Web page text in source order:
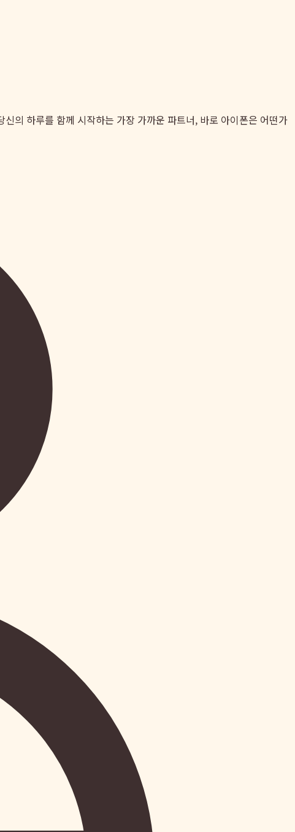
의 하루를 함께 시작하는 가장 가까운 파트너, 바로 아이폰은 어떤가